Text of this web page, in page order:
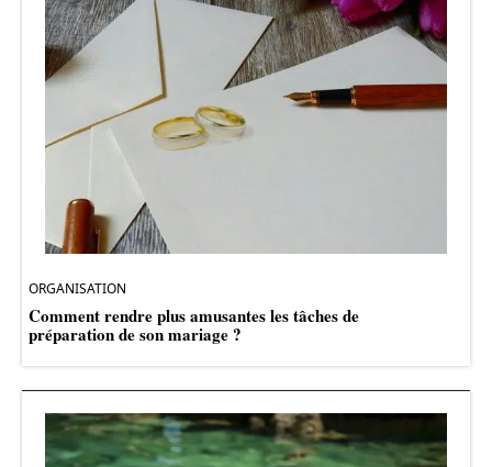
ORGANISATION
Comment rendre plus amusantes les tâches de
préparation de son mariage ?